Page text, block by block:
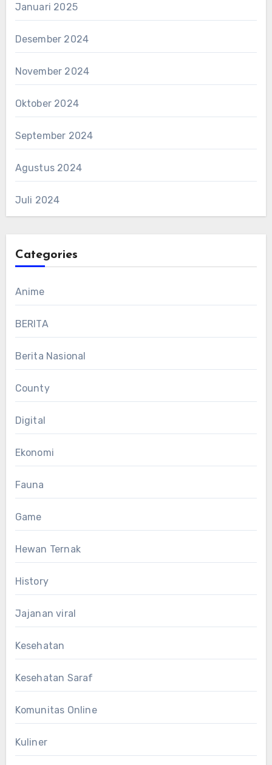
Januari 2025
Desember 2024
November 2024
Oktober 2024
September 2024
Agustus 2024
Juli 2024
Categories
Anime
BERITA
Berita Nasional
County
Digital
Ekonomi
Fauna
Game
Hewan Ternak
History
Jajanan viral
Kesehatan
Kesehatan Saraf
Komunitas Online
Kuliner